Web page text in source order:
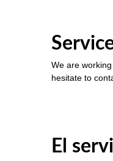
We are
hesitate to
El